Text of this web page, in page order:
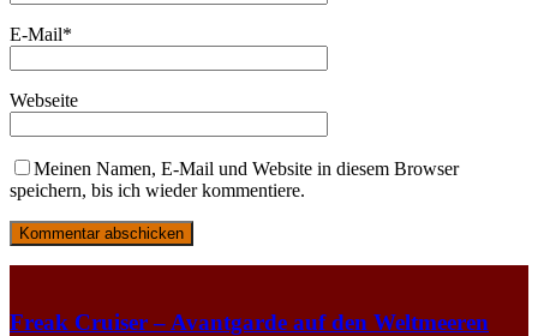
E-Mail*
Webseite
Meinen Namen, E-Mail und Website in diesem Browser
speichern, bis ich wieder kommentiere.
Freak Cruiser – Avantgarde auf den Weltmeeren